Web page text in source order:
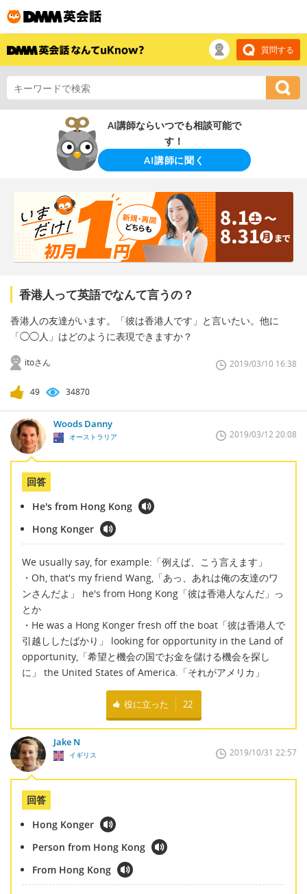
質問する
AI講師ならいつでも相談可能で
す！
AI講師に聞く
香港人って英語でなんて言うの？
香港人の友達がいます。「彼は香港人です」と言いたい。他に
「◯◯人」はどのように表現できますか？
itoさん 2019/03/10 16:38
49 34870
Woods Danny
オーストラリア 2019/03/12 20:08
回答
He's from Hong Kong
Hong Konger
We usually say, for example:「例えば、こう言えます」
・Oh, that's my friend Wang,「あっ、あれは俺の友達のワ
ンさんだよ」 he's from Hong Kong「彼は香港人なんだ」っ
とか
・He was a Hong Konger fresh off the boat「彼は香港人で
引越ししたばかり」 looking for opportunity in the Land of
opportunity,「希望と機会の国でお金を儲ける機会を探し
に」 the United States of America.「それがアメリカ」
役に立った 22
Jake N
イギリス 2019/10/31 22:57
回答
Hong Konger
Person from Hong Kong
From Hong Kong